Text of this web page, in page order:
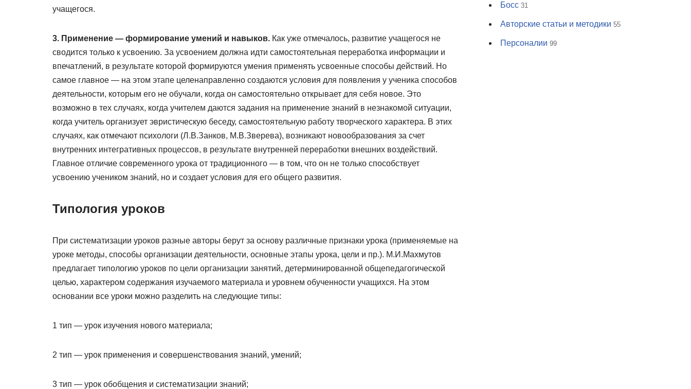
учащегося.
3. Применение — формирование умений и навыков. Как уже отмечалось, развитие учащегося не
сводится только к усвоению. За усвоением должна идти самостоятельная переработка информации и
впечатлений, в результате которой формируются умения применять усвоенные способы действий. Но
самое главное — на этом этапе целенаправленно создаются условия для появления у ученика способов
деятельности, которым его не обучали, когда он самостоятельно открывает для себя новое. Это
возможно в тех случаях, когда учителем даются задания на применение знаний в незнакомой ситуации,
когда учитель организует эвристическую беседу, самостоятельную работу творческого характера. В этих
случаях, как отмечают психологи (Л.В.Занков, М.В.Зверева), возникают новообразования за счет
внутренних интегративных процессов, в результате внутренней переработки внешних воздействий.
Главное отличие современного урока от традиционного — в том, что он не только способствует
усвоению учеником знаний, но и создает условия для его общего развития.
Типология уроков
При систематизации уроков разные авторы берут за основу различные признаки урока (применяемые на
уроке методы, способы организации деятельности, основные этапы урока, цели и пр.). М.И.Махмутов
предлагает типологию уроков по цели организации занятий, детерминированной общепедагогической
целью, характером содержания изучаемого материала и уровнем обученности учащихся. На этом
основании все уроки можно разделить на следующие типы:
1 тип — урок изучения нового материала;
2 тип — урок применения и совершенствования знаний, умений;
3 тип — урок обобщения и систематизации знаний;
Босс 31
Авторские статьи и методики 55
Персоналии 99